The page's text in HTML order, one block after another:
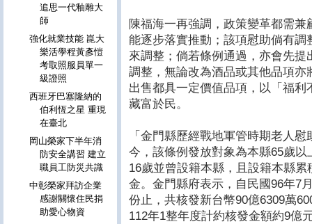
陳福海一再強調，政策變革都需
能逐步落實推動；該項慰助倘有
來調整；倘若條例通過，亦會先
調整，無論改為酒品或其他品項
出售都具一定價值品項，以「福
藏富於民。
「金門縣歷經戰地軍管時期老人
今，該條例發放對象為本縣65歲
16歲並曾設籍本縣，且設籍本縣
金。金門縣府表示，自民國96年7
份止，共核發新台幣90億6309萬
112年1整年度計約核發金額約9億
追思一代釉雕大
師
強化就業技能 崑大
樂活學程黃彥愷
考取照服員單一
級證照
西班牙巴塞隆納的
伯利恆之星 重現
在臺北
岡山榮家下半年消
防安全講習 建立
職員工防災共識
中彰榮家拜訪企業
感謝關懷住民捐
助愛心物資